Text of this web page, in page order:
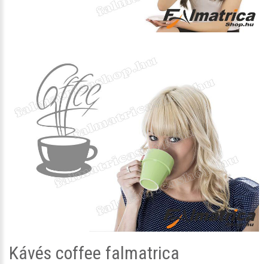
Kávés coffee falmatrica